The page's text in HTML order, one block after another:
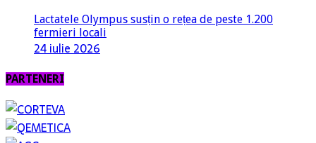
Lactatele Olympus susțin o rețea de peste 1.200
fermieri locali
24 iulie 2026
PARTENERI